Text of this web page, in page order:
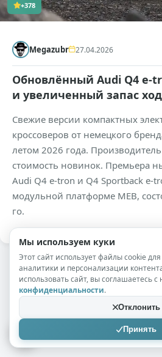
+378
Megazubr 27.04.2026
Обновлённый Audi Q4 e-
и увеличенный запас
Свежие версии компактных
кроссоверов от немецкого
летом 2026 года.
стоимость новинок. Премьера
Audi Q4 e-tron и Q4 Sportback e-
модульной платформе MEB,
го.
Мы используем куки
Этот сайт использует файлы cookie
аналитики и персонализации
использовать сайт, вы соглашаетесь
конфиденциальности.
Отклонить
Принять